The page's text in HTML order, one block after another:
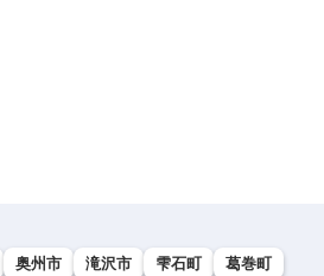
奥州市 滝沢市 雫石町
葛巻町